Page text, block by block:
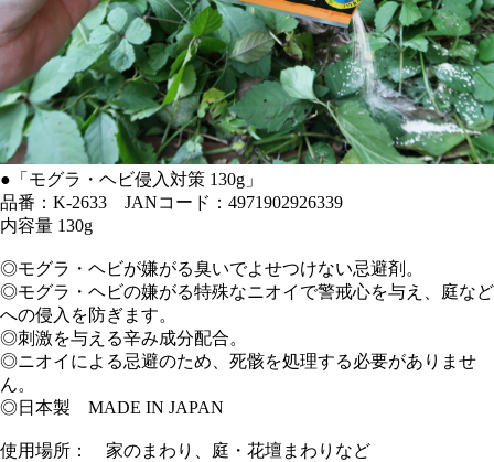
●「モグラ・ヘビ侵入対策 130g」
品番：K-2633 JANコード：4971902926339
内容量 130g
◎モグラ・ヘビが嫌がる臭いでよせつけない忌避剤。
◎モグラ・ヘビの嫌がる特殊なニオイで警戒心を与え、庭など
への侵入を防ぎます。
◎刺激を与える辛み成分配合。
◎ニオイによる忌避のため、死骸を処理する必要がありませ
ん。
◎日本製 MADE IN JAPAN
使用場所： 家のまわり、庭・花壇まわりなど